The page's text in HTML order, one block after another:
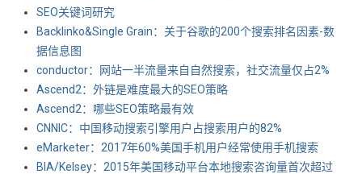
SEO关键词研究
Backlinko&Single Grain：关于谷歌的200个搜索排名因素-数
据信息图
conductor：网站一半流量来自自然搜索，社交流量仅占2%
Ascend2：外链是难度最大的SEO策略
Ascend2：哪些SEO策略最有效
CNNIC：中国移动搜索引擎用户占搜索用户的82%
eMarketer：2017年60%美国手机用户经常使用手机搜索
BIA/Kelsey：2015年美国移动平台本地搜索咨询量首次超过